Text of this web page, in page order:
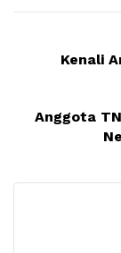
Kenali
Anggota